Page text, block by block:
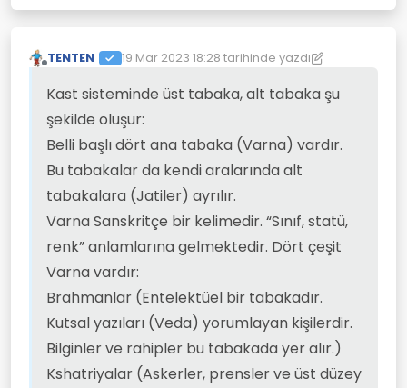
Çevrimdışı
TENTEN 19 Mar 2023 18:28 tarihinde yazdı
Son düzenleyen: TENTEN
Kast sisteminde üst tabaka, alt tabaka şu
şekilde oluşur:
Belli başlı dört ana tabaka (Varna) vardır.
Bu tabakalar da kendi aralarında alt
tabakalara (Jatiler) ayrılır.
Varna Sanskritçe bir kelimedir. “Sınıf, statü,
renk” anlamlarına gelmektedir. Dört çeşit
Varna vardır:
Brahmanlar (Entelektüel bir tabakadır.
Kutsal yazıları (Veda) yorumlayan kişilerdir.
Bilginler ve rahipler bu tabakada yer alır.)
Kshatriyalar (Askerler, prensler ve üst düzey